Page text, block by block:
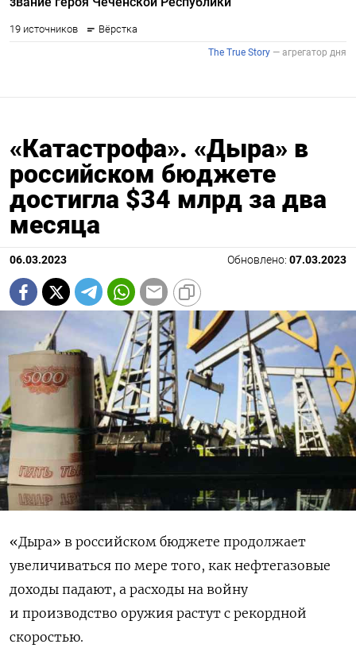
«Катастрофа». «Дыра» в
российском бюджете
достигла $34 млрд за два
месяца
06.03.2023 Обновлено: 07.03.2023
«Дыра» в российском бюджете продолжает
увеличиваться по мере того, как нефтегазовые
доходы падают, а расходы на войну
и производство оружия растут с рекордной
скоростью.